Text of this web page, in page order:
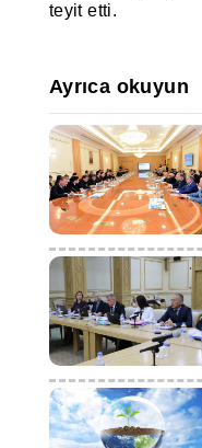
teyit etti.
Ayrıca okuyun